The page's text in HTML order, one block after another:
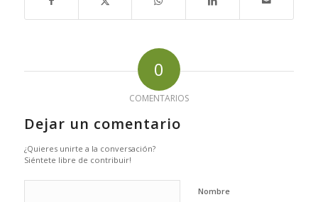
0
COMENTARIOS
Dejar un comentario
¿Quieres unirte a la conversación?
Siéntete libre de contribuir!
Nombre